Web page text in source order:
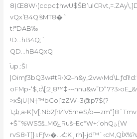
vQx’B4Q!šMT8�ˆ
t!*DAB‰
!D…hB4Q;ˆ
QD…hB4QxQ
֬up.:ŠI
oFMp-
>xŠjU{N†™bGo|1zZW–3@p7$(?
ێڮ1‚a•K(V[.Nb2ƒrӢV5meS/o—zm“]8ˆTmvHP^>f-
+Š˜%WS5š_Mݺ6Ruš–Ec*W+:’ohQؾ{W
rvS8•T[}ۮFƒv›�…Հ:K¸rh]-jd™`‹cM‚QÍX%?վ[—2)cE*N†סL7m‹iPSU/